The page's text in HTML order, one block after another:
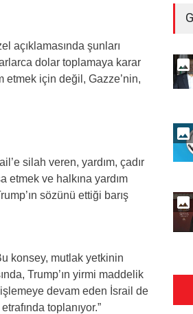
açıklamasında şunları
dolar toplamaya karar
etmek için değil, Gazze’nin,
silah veren, yardım, çadır
ve halkına yardım
sözünü ettiği barış
konsey, mutlak yetkinin
Trump’ın yirmi maddelik
devam eden İsrail de
toplanıyor.”